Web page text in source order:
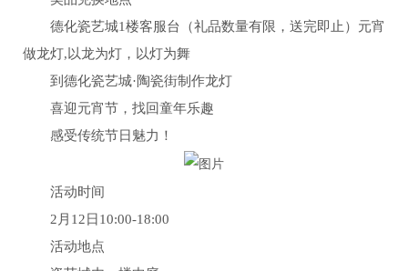
德化瓷艺城1楼客服台（礼品数量有限，送完即止）元宵
做龙灯,以龙为灯，以灯为舞
到德化瓷艺城·陶瓷街制作龙灯
喜迎元宵节，找回童年乐趣
感受传统节日魅力！
活动时间
2月12日10:00-18:00
活动地点